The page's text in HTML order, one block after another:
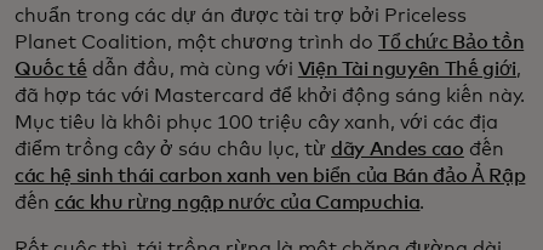
chuẩn trong các dự án được tài trợ bởi Priceless
Planet Coalition, một chương trình do Tổ chức Bảo tồn
Quốc tế dẫn đầu, mà cùng với Viện Tài nguyên Thế giới,
đã hợp tác với Mastercard để khởi động sáng kiến này.
Mục tiêu là khôi phục 100 triệu cây xanh, với các địa
điểm trồng cây ở sáu châu lục, từ dãy Andes cao đến
các hệ sinh thái carbon xanh ven biển của Bán đảo Ả Rập
đến các khu rừng ngập nước của Campuchia.